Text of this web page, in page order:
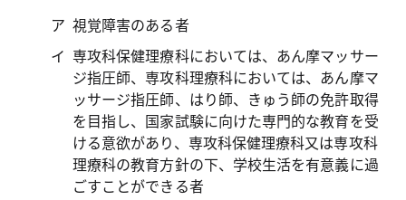
視覚障害のある者
専攻科保健理療科においては、あん摩マッサー
ジ指圧師、専攻科理療科においては、あん摩マ
ッサージ指圧師、はり師、きゅう師の免許取得
を目指し、国家試験に向けた専門的な教育を受
ける意欲があり、専攻科保健理療科又は専攻科
理療科の教育方針の下、学校生活を有意義に過
ごすことができる者